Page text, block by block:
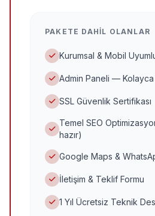
PAKETE DAHIL OLANLAR
Kurumsal & Mobil
Admin Paneli —
SSL Güvenlik Sertifikası
Temel SEO
hazır)
Google Maps &
İletişim & Teklif Formu
1 Yıl Ücretsiz Teknik